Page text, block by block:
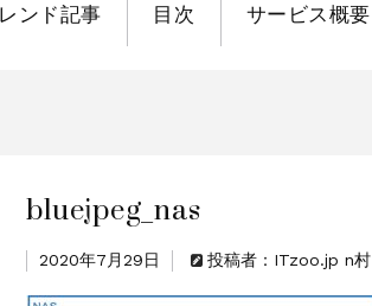
ンド記事 目次 サービス概要
bluejpeg_nas
2020年7月29日 投稿者：ITzoo.jp n村